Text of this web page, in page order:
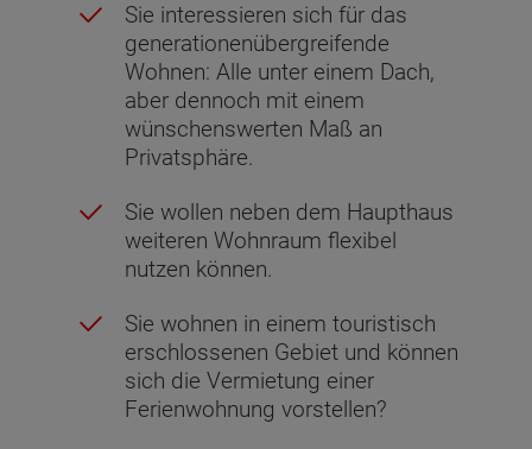
Sie interessieren sich für das
generationenübergreifende
Wohnen: Alle unter einem Dach,
aber dennoch mit einem
wünschenswerten Maß an
Privatsphäre.
Sie wollen neben dem Haupthaus
weiteren Wohnraum flexibel
nutzen können.
Sie wohnen in einem touristisch
erschlossenen Gebiet und können
sich die Vermietung einer
Ferienwohnung vorstellen?